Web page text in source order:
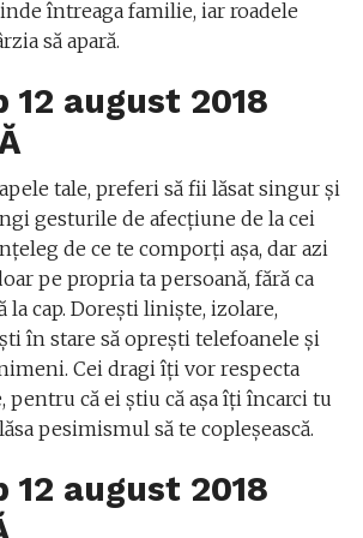
întreaga familie, iar roadele
să apară.
12 august 2018
tale, preferi să fii lăsat singur şi
gesturile de afecţiune de la cei
de ce te comporţi aşa, dar azi
pe propria ta persoană, fără ca
la cap. Doreşti linişte, izolare,
în stare să opreşti telefoanele şi
Cei dragi îţi vor respecta
pentru că ei ştiu că aşa îţi încarci tu
pesimismul să te copleşească.
12 august 2018